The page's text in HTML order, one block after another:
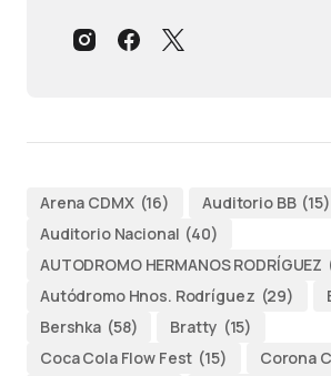
Arena CDMX (16) Auditorio BB (15)
Auditorio Nacional (40)
AUTODROMO HERMANOS RODRÍGUEZ
Autódromo Hnos. Rodríguez (29)
Bershka (58) Bratty (15)
Coca Cola Flow Fest (15) Corona